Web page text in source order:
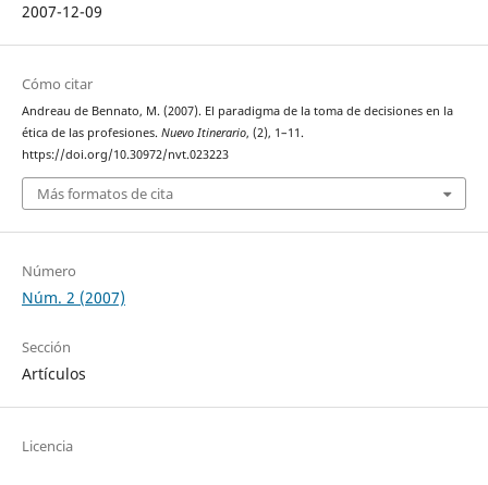
2007-12-09
Cómo citar
Andreau de Bennato, M. (2007). El paradigma de la toma de decisiones en la
ética de las profesiones. Nuevo Itinerario, (2), 1–11.
https://doi.org/10.30972/nvt.023223
Más formatos de cita
Número
Núm. 2 (2007)
Sección
Artículos
Licencia